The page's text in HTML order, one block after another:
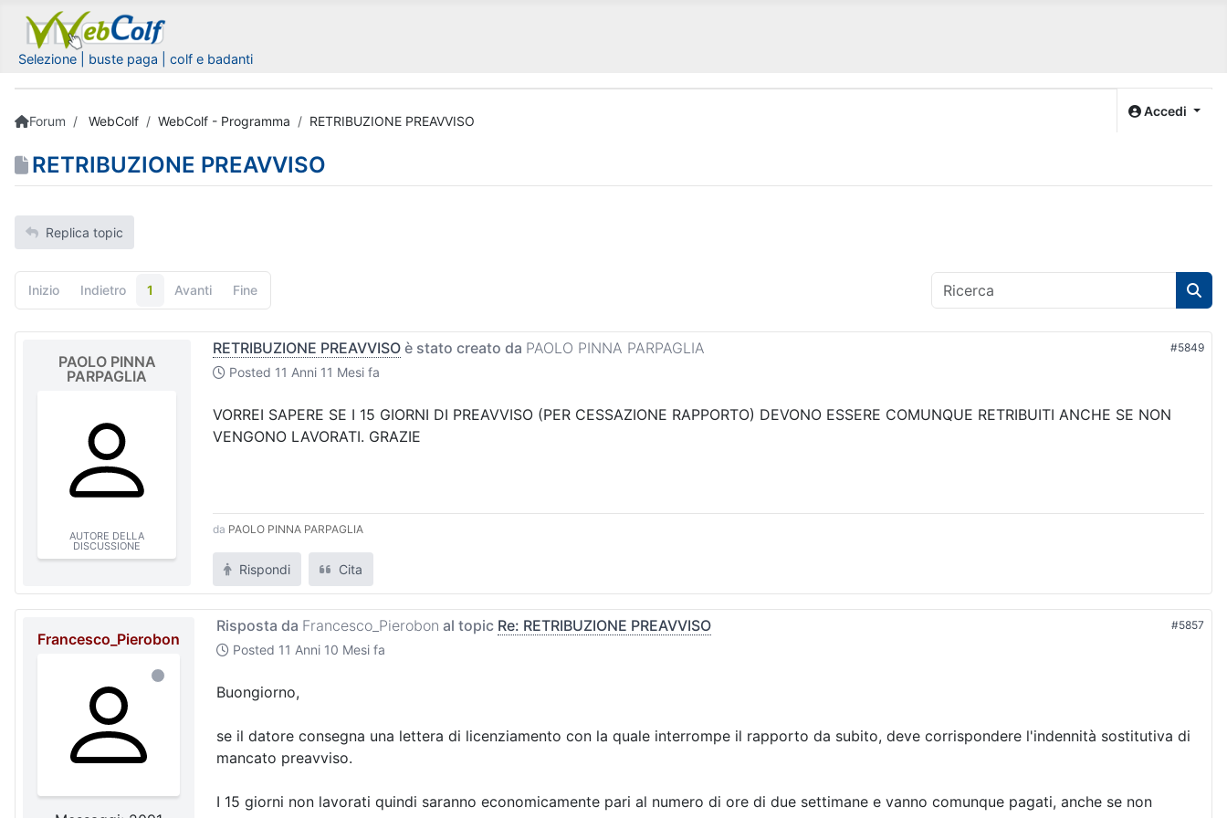
Selezione | buste paga | colf e badanti
Accedi
Forum WebColf WebColf - Programma RETRIBUZIONE PREAVVISO
RETRIBUZIONE PREAVVISO
Replica topic
Inizio Indietro 1 Avanti Fine
PAOLO PINNA
PARPAGLIA
AUTORE DELLA
DISCUSSIONE
RETRIBUZIONE PREAVVISO è stato creato da PAOLO PINNA PARPAGLIA
Posted 11 Anni 11 Mesi fa
#5849
VORREI SAPERE SE I 15 GIORNI DI PREAVVISO (PER CESSAZIONE RAPPORTO) DEVONO ESSERE COMUNQUE RETRIBUITI ANCHE SE NON
VENGONO LAVORATI. GRAZIE
da PAOLO PINNA PARPAGLIA
Rispondi Cita
Francesco_Pierobon
Risposta da Francesco_Pierobon al topic Re: RETRIBUZIONE PREAVVISO
Posted 11 Anni 10 Mesi fa
#5857
Buongiorno,
se il datore consegna una lettera di licenziamento con la quale interrompe il rapporto da subito, deve corrispondere l'indennità sostitutiva di
mancato preavviso.
I 15 giorni non lavorati quindi saranno economicamente pari al numero di ore di due settimane e vanno comunque pagati, anche se non